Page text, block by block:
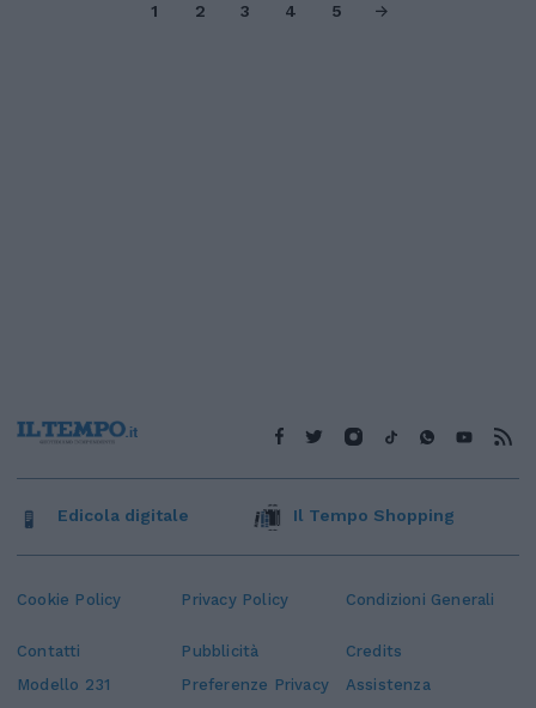
1 2 3 4 5
Cookie Policy Privacy Policy Condizioni Generali
Contatti Pubblicità
Credits
Modello 231
Preferenze Privacy Assistenza
Edicola digitale Il Tempo Shopping